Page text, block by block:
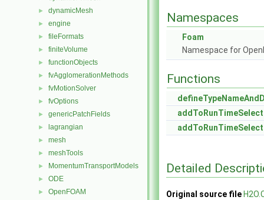
► dynamicMesh
► engine
► fileFormats
► finiteVolume
► functionObjects
► fvAgglomerationMethods
► fvMotionSolver
► fvOptions
► genericPatchFields
► lagrangian
► mesh
► meshTools
► MomentumTransportModels
► ODE
► OpenFOAM
Namespaces
Foam
Namespace for
Functions
Detailed
Original source file